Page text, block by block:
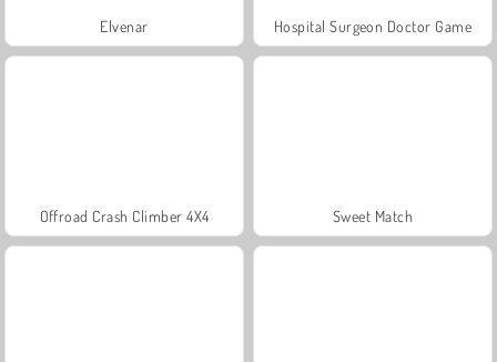
Elvenar Hospital Surgeon Doctor Game
Offroad Crash Climber 4X4 Sweet Match